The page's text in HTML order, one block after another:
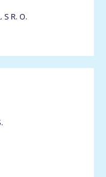
S R. O.